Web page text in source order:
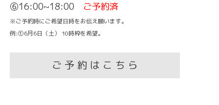
⑥16:00~18:00 ご予約済
※ご予約時にご希望日時をお伝え願います。
例:①6月6日（土） 10時枠を希望。
ご 予 約 は こ ち ら